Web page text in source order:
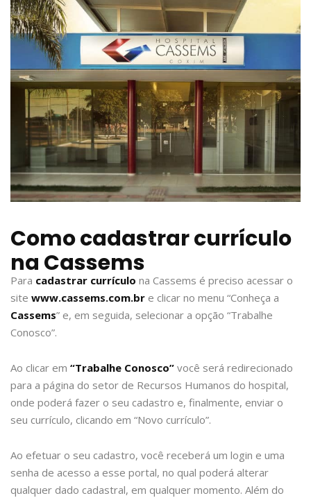
Como cadastrar currículo
na Cassems
Para cadastrar currículo na Cassems é preciso acessar o
site www.cassems.com.br e clicar no menu “Conheça a
Cassems” e, em seguida, selecionar a opção “Trabalhe
Conosco”.
Ao clicar em “Trabalhe Conosco” você será redirecionado
para a página do setor de Recursos Humanos do hospital,
onde poderá fazer o seu cadastro e, finalmente, enviar o
seu currículo, clicando em “Novo currículo”.
Ao efetuar o seu cadastro, você receberá um login e uma
senha de acesso a esse portal, no qual poderá alterar
qualquer dado cadastral, em qualquer momento. Além do